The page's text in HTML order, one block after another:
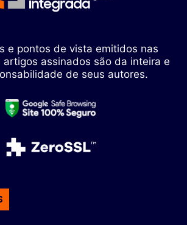
e pontos de vista emitidos nas
artigos assinados são da inteira e
de seus autores.